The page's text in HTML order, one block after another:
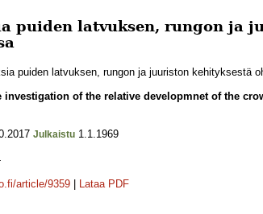
puiden latvuksen, rungon ja
puiden latvuksen, rungon ja juuriston kehityksestä
investigation of the relative developmnet of the
Julkaistu 1.1.1969
article/9359 Lataa PDF